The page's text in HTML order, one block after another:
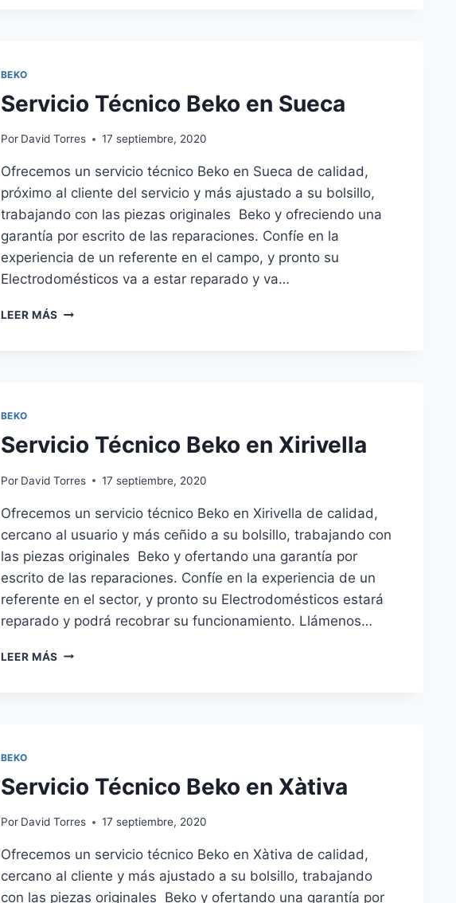
BEKO
Servicio Técnico Beko en Sueca
Por David Torres 17 septiembre, 2020
Ofrecemos un servicio técnico Beko en Sueca de calidad,
próximo al cliente del servicio y más ajustado a su bolsillo,
trabajando con las piezas originales Beko y ofreciendo una
garantía por escrito de las reparaciones. Confíe en la
experiencia de un referente en el campo, y pronto su
Electrodomésticos va a estar reparado y va…
LEER MÁS SERVICIO
BEKO
Servicio Técnico Beko en Xirivella
Por David Torres 17 septiembre, 2020
Ofrecemos un servicio técnico Beko en Xirivella de calidad,
cercano al usuario y más ceñido a su bolsillo, trabajando con
las piezas originales Beko y ofertando una garantía por
escrito de las reparaciones. Confíe en la experiencia de un
referente en el sector, y pronto su Electrodomésticos estará
reparado y podrá recobrar su funcionamiento. Llámenos…
LEER MÁS SERVICIO
BEKO
Servicio Técnico Beko en Xàtiva
Por David Torres 17 septiembre, 2020
Ofrecemos un servicio técnico Beko en Xàtiva de calidad,
cercano al cliente y más ajustado a su bolsillo, trabajando
con las piezas originales Beko y ofertando una garantía por